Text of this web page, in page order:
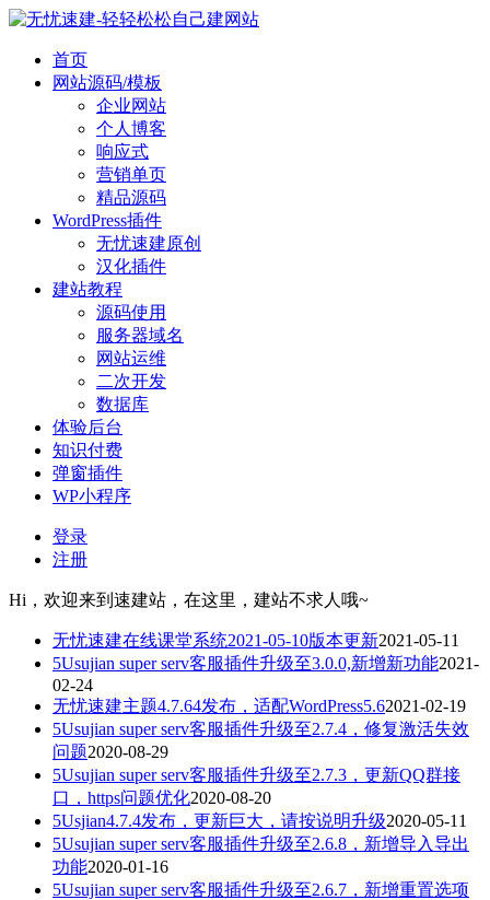
首页
网站源码/模板
企业网站
个人博客
响应式
营销单页
精品源码
WordPress插件
无忧速建原创
汉化插件
建站教程
源码使用
服务器域名
网站运维
二次开发
数据库
体验后台
知识付费
弹窗插件
WP小程序
登录
注册
Hi，欢迎来到速建站，在这里，建站不求人哦~
无忧速建在线课堂系统2021-05-10版本更新2021-05-11
5Usujian super serv客服插件升级至3.0.0,新增新功能2021-
02-24
无忧速建主题4.7.64发布，适配WordPress5.62021-02-19
5Usujian super serv客服插件升级至2.7.4，修复激活失效
问题2020-08-29
5Usujian super serv客服插件升级至2.7.3，更新QQ群接
口，https问题优化2020-08-20
5Usjian4.7.4发布，更新巨大，请按说明升级2020-05-11
5Usujian super serv客服插件升级至2.6.8，新增导入导出
功能2020-01-16
5Usujian super serv客服插件升级至2.6.7，新增重置选项